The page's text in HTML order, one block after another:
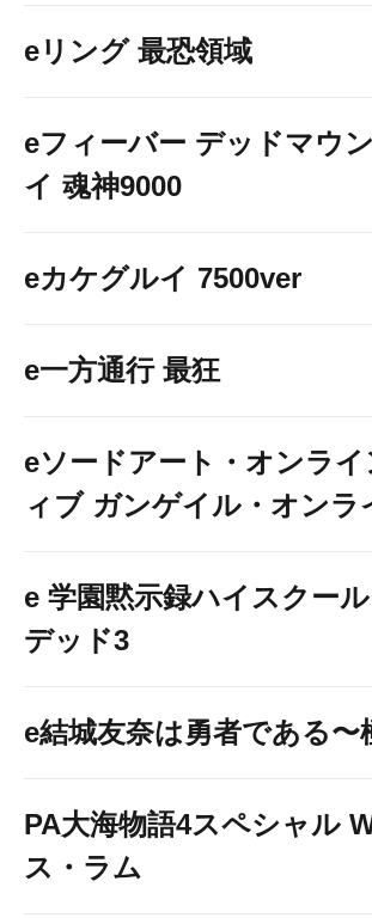
eリング 最恐領域
eフィーバー デッドマウ
イ 魂神9000
eカケグルイ 7500ver
e一方通行 最狂
eソードアート・オンラ
ィブ ガンゲイル・オンラ
e 学園黙示録ハイスクー
デッド3
e結城友奈は勇者である〜
PA大海物語4スペシャル
ス・ラム